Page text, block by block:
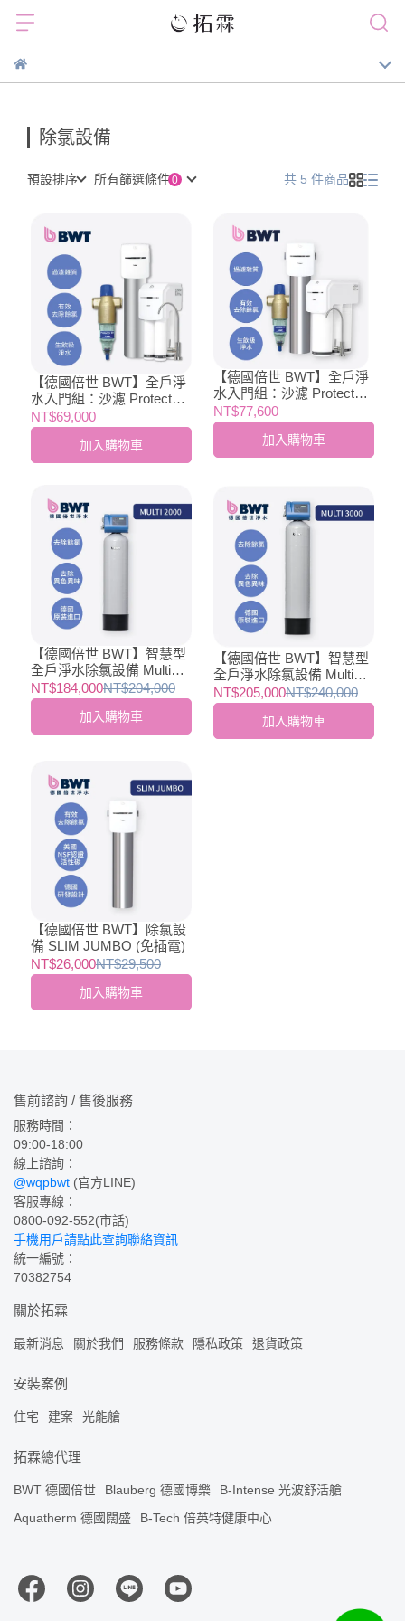
除氯設備
預設排序 所有篩選條件 共 5 件商品
【德國倍世 BWT】全戶淨
水入門組：沙濾 Protector
+ 除氯 Slim Jumbo + 生飲
SLIM 4
NT$69,000
加入購物車
【德國倍世 BWT】全戶淨
水入門組：沙濾 Protector
+ 除氯 Slim Jumbo + 生飲
SLIM RO DF P
NT$77,600
加入購物車
【德國倍世 BWT】智慧型
全戶淨水除氯設備 Multi
2000 (德國原裝進口)
NT$184,000NT$204,000
加入購物車
【德國倍世 BWT】智慧型
全戶淨水除氯設備 Multi
3000 (德國原裝進口)
NT$205,000NT$240,000
加入購物車
【德國倍世 BWT】除氯設
備 SLIM JUMBO (免插電)
NT$26,000NT$29,500
加入購物車
售前諮詢 / 售後服務
服務時間：
09:00-18:00
線上諮詢：
@wqpbwt (官方LINE)
客服專線：
0800-092-552(市話)
手機用戶請點此查詢聯絡資訊
統一編號：
70382754
關於拓霖
最新消息 關於我們 服務條款 隱私政策 退貨政策
安裝案例
住宅 建案 光能艙
拓霖總代理
BWT 德國倍世 Blauberg 德國博樂
B-Intense 光波舒活艙
Aquatherm 德國闊盛
B-Tech 倍英特健康中心